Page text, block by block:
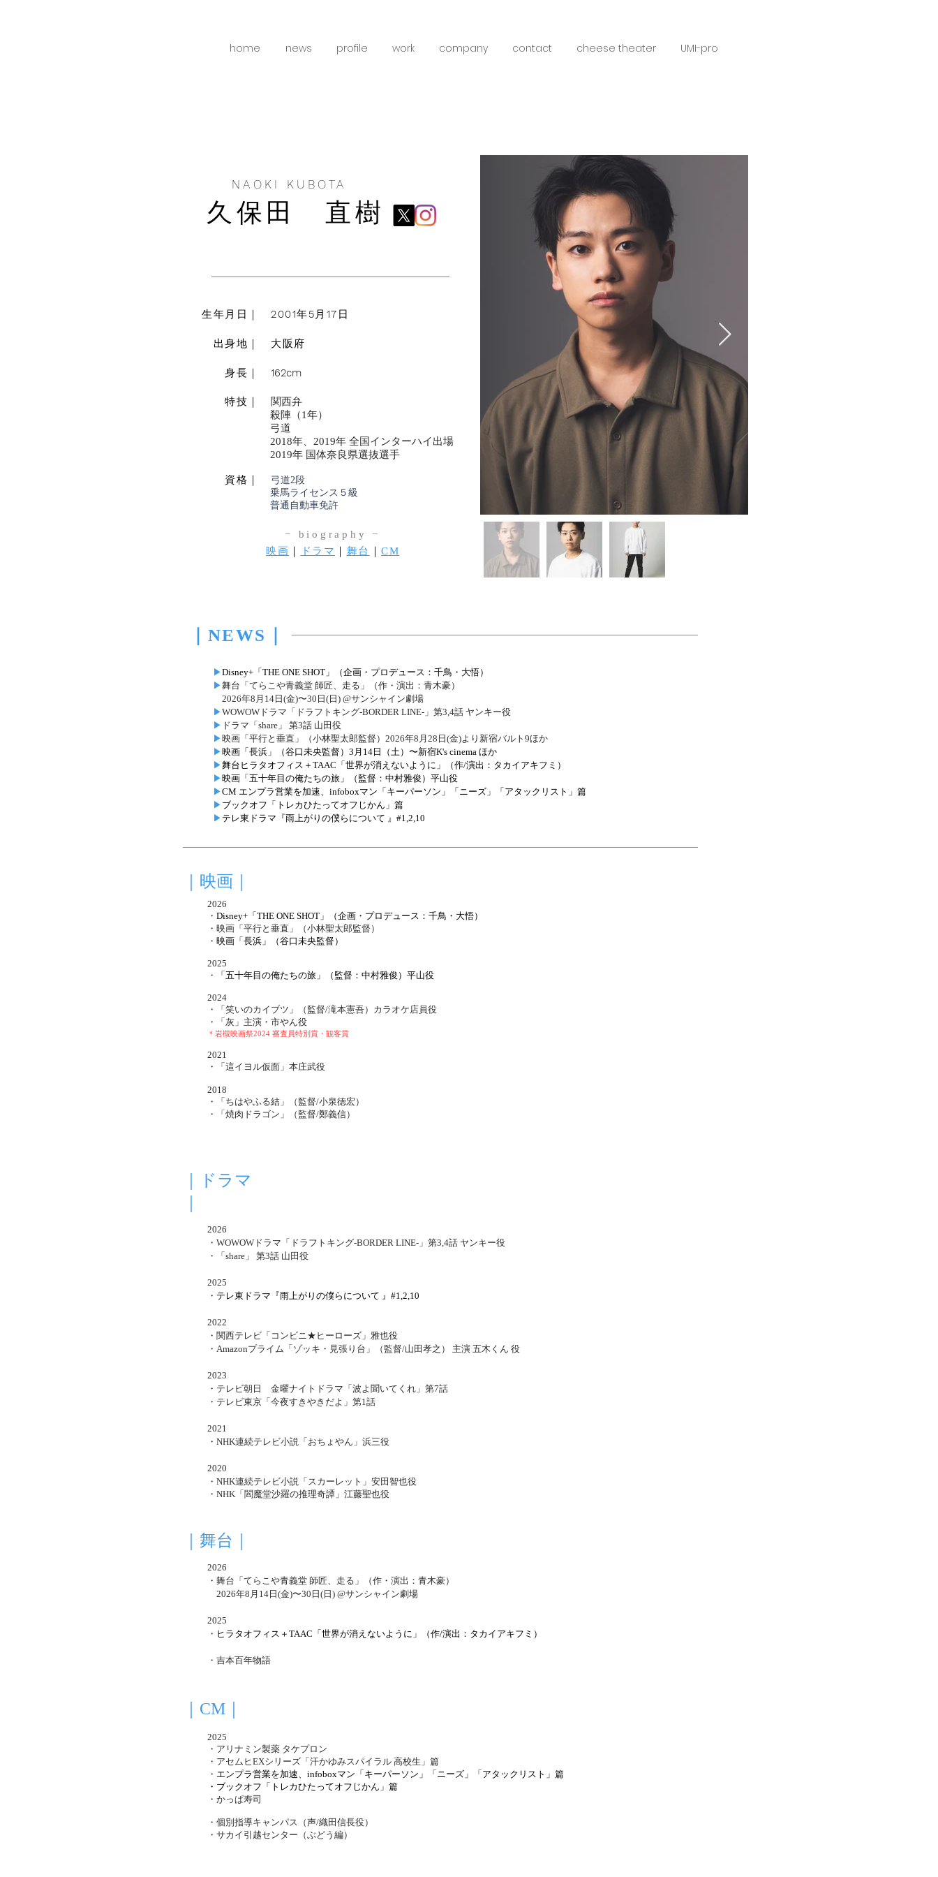
home news profile work company contact cheese theater UMI-pro
NAOKI KUBOTA
久保田 直樹
生年月日｜ 2001年5 月 17 日
出身地｜ 大阪府
身長｜ 162cm
特技｜ 関西弁
殺陣（1年）
弓道
2018年、2019年 全国インターハイ出場
2019年 国体奈良県選抜選手
資格｜ 弓道2段
乗馬ライセンス５級
普通自動車免許
​− biography ​−
映画
ドラマ 舞台 CM
｜NEWS｜
▶︎Disney+「THE ONE SHOT」（企画・プロデュース：千鳥・大悟）
▶︎舞台「てらこや青義堂 師匠、走る」（作・演出：青木豪）
2026年8月14日(金)〜30日(日) @サンシャイン劇場
▶︎WOWOWドラマ「ドラフトキング-BORDER LINE-」第3,4話 ヤンキー役
▶︎ ドラマ「share」 第3話 山田役
▶︎映画「平行と垂直」（小林聖太郎監督）2026年8月28日(金)より新宿バルト9ほか
▶︎映画「長浜」（谷口未央監督）3月14日（土）〜新宿K's cinema ほか
▶︎舞台ヒラタオフィス＋TAAC「世界が消えないように」（作/演出：タカイアキフミ）
▶︎映画「五十年目の俺たちの旅」（監督：中村雅俊）平山役
▶︎CM エンプラ営業を加速、infoboxマン「キーパーソン」「ニーズ」「アタックリスト」篇
▶︎ ブックオフ「トレカひたってオフじかん​」篇
▶︎ テレ東 ドラマ『雨上がりの僕らについて 』#1,2,10
｜映画｜
2026
​・ Disney+「THE ONE SHOT」（企画・プロデュース：千鳥・大悟）
・ 映画「平行と垂直」（小林聖太郎監督）
・ 映画「長浜」（谷口未央監督）
2025
・
「五十年目の俺たちの旅」（監督：中村雅俊）平山役
2024
・「笑いのカイブツ」（監督/滝本憲吾）カラオケ店員役
・
「灰」主演・市やん役
＊岩槻映画祭2024 審査員特別賞・観客賞
2021
・「這イヨル仮面」本庄武役
2018
・「ちはやふる結」（監督/小泉徳宏）
・「焼肉ドラゴン」（監督/鄭義信）
｜ドラマ
2026
・ WOWOWドラマ「ドラフトキング-BORDER LINE-」第3,4話 ヤンキー役
・
「share」 第3話 山田役
2025
​・ テレ東 ドラマ『雨上がりの僕らについて 』#1,2,10
2022
・関西テレビ「コンビニ★ヒーローズ」雅也役
・ Amazonプライム「ゾッキ・見張り台」（監督/山田孝之） 主演 五木くん 役
2023
・ テレビ朝日
金曜ナイトドラマ「波よ聞いてくれ」第7話
・ テレビ東京「今夜すきやきだよ」第1話
2021
・NHK連続テレビ小説「おちょやん」浜三役
2020
・NHK連続テレビ小説「スカーレット」安田智也役
・NHK「閻魔堂沙羅の推理奇譚」江藤聖也役
｜舞台｜
2026
・舞台「てらこや青義堂 師匠、走る」（作・演出：青木豪）
2026年8月14日(金)〜30日(日) @サンシャイン劇場
2025
​・ ヒラタオフィス＋TAAC「世界が消えないように」（作/演出：タカイアキフミ）
・吉本百年物語
｜CM｜
2025
​・アリナミン製薬 タケプロン
・アセムヒEXシリーズ「汗かゆみスパイラル 高校生」篇
・ エンプラ営業を加速、infoboxマン「キーパーソン」「ニーズ」「アタックリスト」篇
・ブックオフ「トレカひたってオフじかん ​」篇
・かっぱ寿司
・ 個別指導キャンパス（声/織田信長役）
​・サカイ引越センター（ぶどう編）